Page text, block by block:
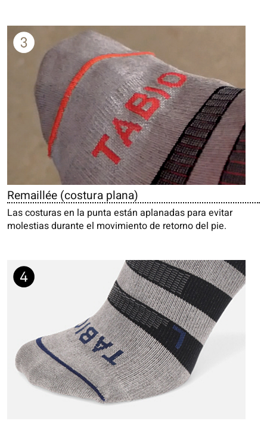
Remaillée (costura plana)
Las costuras en la punta están aplanadas para evitar
molestias durante el movimiento de retorno del pie.